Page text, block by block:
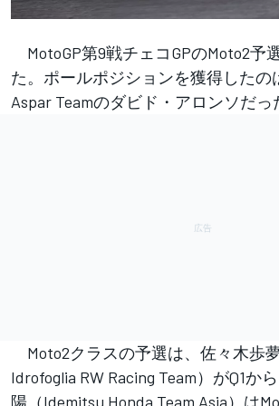
MotoGP第9戦チェコGPのMoto2予
た。ポールポジションを獲得したの
Aspar Teamのダビド・アロンソだっ
Moto2クラスの予選は、佐々木歩
Idrofoglia RW Racing Team）がQ1か
陽（Idemitsu Honda Team Asia）は